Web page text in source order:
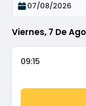
Viernes, 7 De
07/08/2026
09:15